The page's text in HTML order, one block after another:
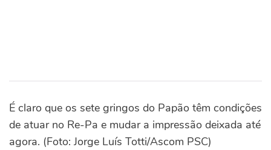
É claro que os sete gringos do Papão têm condições
de atuar no Re-Pa e mudar a impressão deixada até
agora. (Foto: Jorge Luís Totti/Ascom PSC)